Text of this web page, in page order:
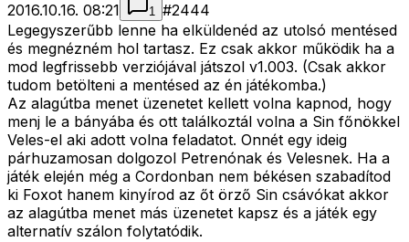
2016.10.16. 08:21 1 #2444
Legegyszerűbb lenne ha elküldenéd az utolsó mentésed
és megnézném hol tartasz. Ez csak akkor működik ha a
mod legfrissebb verziójával játszol v1.003. (Csak akkor
tudom betölteni a mentésed az én játékomba.)
Az alagútba menet üzenetet kellett volna kapnod, hogy
menj le a bányába és ott találkoztál volna a Sin főnökkel
Veles-el aki adott volna feladatot. Onnét egy ideig
párhuzamosan dolgozol Petrenónak és Velesnek. Ha a
játék elején még a Cordonban nem békésen szabadítod
ki Foxot hanem kinyírod az őt örző Sin csávókat akkor
az alagútba menet más üzenetet kapsz és a játék egy
alternatív szálon folytatódik.